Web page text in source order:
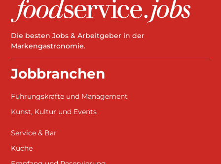
Die besten Jobs & Arbeitgeber in der
Markengastronomie.
Jobbranchen
Führungskräfte und Management
Kunst, Kultur und Events
Service & Bar
Küche